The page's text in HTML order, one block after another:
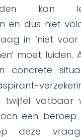
kan
en dus niet
in ‘niet voor
moet luiden.
concrete
twijfel vatbaar
een
deze